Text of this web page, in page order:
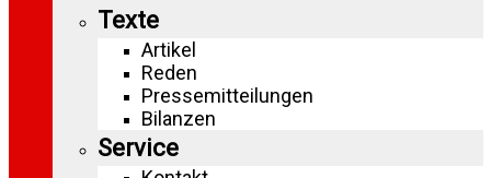
Texte
Artikel
Reden
Pressemitteilungen
Bilanzen
Service